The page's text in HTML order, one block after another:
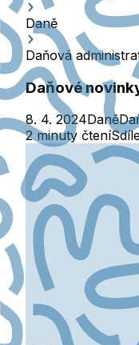
Daně
Daňová
Daňové
8. 4. 2024Daně
2 minuty čtení